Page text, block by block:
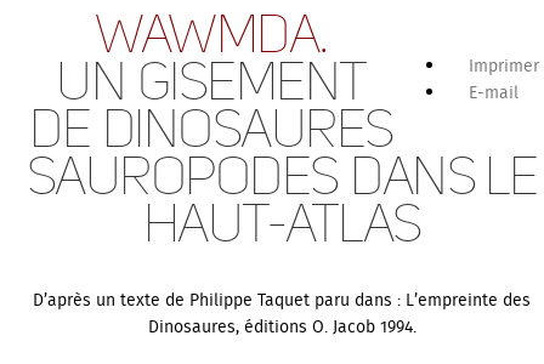
Imprimer
E-mail
Wawmda.
Un gisement
de dinosaures
Sauropodes dans le
Haut-Atlas
D’après un texte de Philippe Taquet paru dans : L’empreinte des
Dinosaures, éditions O. Jacob 1994.